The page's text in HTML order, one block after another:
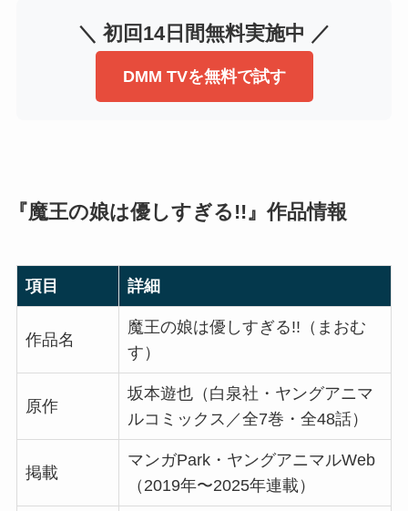
＼ 初回14日間無料実施中 ／
DMM TVを無料で試す
『魔王の娘は優しすぎる!!』作品情報
項目 詳細
作品名
魔王の娘は優しすぎる!!（まおむ
す）
原作
坂本遊也（白泉社・ヤングアニマ
ルコミックス／全7巻・全48話）
掲載
マンガPark・ヤングアニマルWeb
（2019年〜2025年連載）